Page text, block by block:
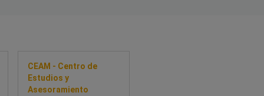
CEAM - Centro de
Estudios y
Asesoramiento